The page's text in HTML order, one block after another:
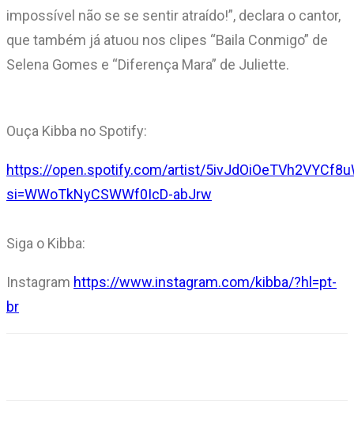
impossível não se se sentir atraído!”, declara o cantor,
que também já atuou nos clipes “Baila Conmigo” de
Selena Gomes e “Diferença Mara” de Juliette.
Ouça Kibba no Spotify:
https://open.spotify.com/artist/
si=WWoTkNyCSWWf0IcD-abJrw
Siga o Kibba:
Instagram https://www.instagram.com/kibba/?hl=pt-
br